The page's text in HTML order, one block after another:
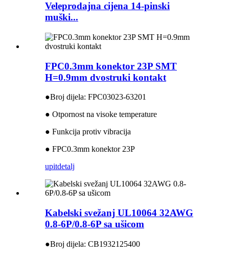
Veleprodajna cijena 14-pinski
muški...
FPC0.3mm konektor 23P SMT
H=0.9mm dvostruki kontakt
●Broj dijela: FPC03023-63201
● Otpornost na visoke temperature
● Funkcija protiv vibracija
● FPC0.3mm konektor 23P
upitdetalj
Kabelski svežanj UL10064 32AWG
0.8-6P/0.8-6P sa ušicom
●Broj dijela: CB1932125400